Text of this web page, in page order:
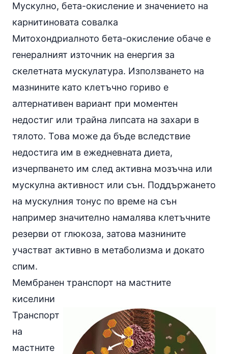
Мускулно, бета-окисление и значението на
карнитиновата совалка
Митохондриалното бета-окисление обаче е
генералният източник на енергия за
скелетната мускулатура. Използването на
мазнините като клетъчно гориво е
алтернативен вариант при моментен
недостиг или трайна липсата на захари в
тялото. Това може да бъде вследствие
недостига им в ежедневната диета,
изчерпването им след активна мозъчна или
мускулна активност или сън. Поддържането
на мускулния тонус по време на сън
например значително намалява клетъчните
резерви от глюкоза, затова мазнините
участват активно в метаболизма и докато
спим.
Мембранен транспорт на мастните
киселини
Транспорт
на
мастните